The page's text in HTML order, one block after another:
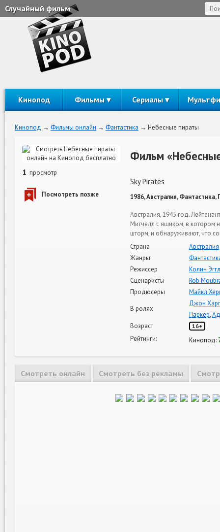
Случайный фильм
Кинопод Фильмы Сериалы
Кинопод Фильмы онлайн Фантастика Небесные пираты
1 просмотр
Фильм
Sky Pirates
1986, Австралия,
Австралия, 1945 год.
Митчелл с ящиком, в котором
шторм, и обнаруживают, что
Страна
Австралия
Жанры
Режиссер
Колин
Сценаристы
Rob
Продюсеры
Майкл
В ролях
Джон
Паркер,
Возраст
16+
Рейтинги: Кинопод:
Смотреть онлайн Смотреть без рекламы